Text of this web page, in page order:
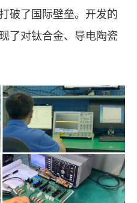
破了国际壁垒。开发的
了对钛合金、导电陶瓷